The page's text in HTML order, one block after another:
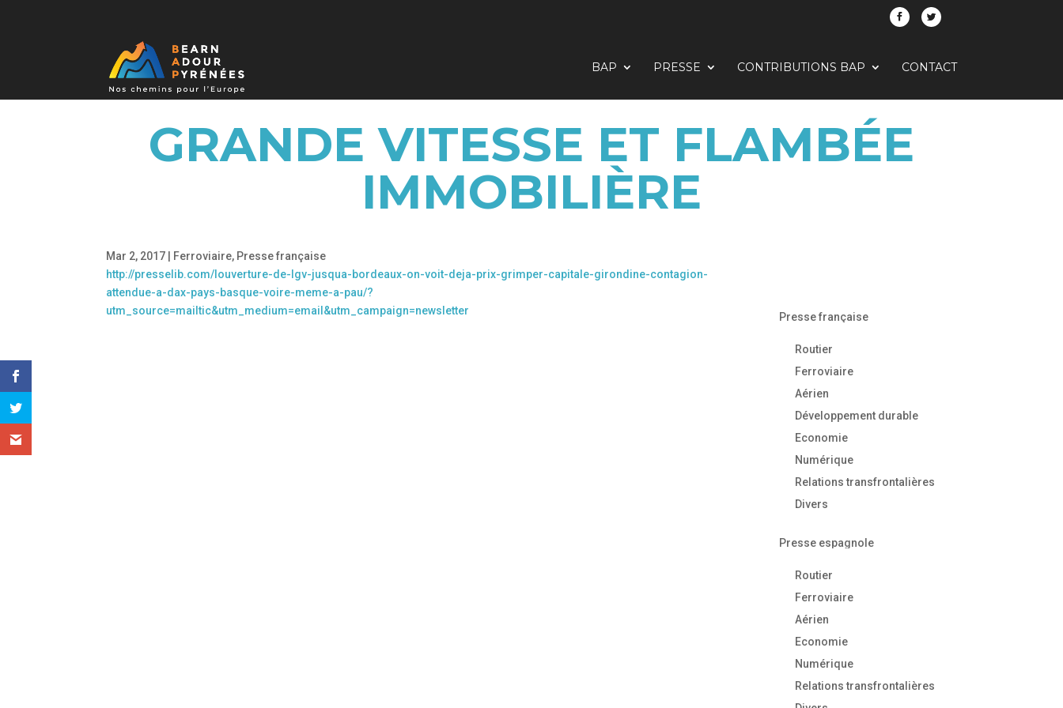
BAP PRESSE CONTRIBUTIONS BAP CONTACT
GRANDE VITESSE ET FLAMBÉE
IMMOBILIÈRE
Mar 2, 2017 Ferroviaire, Presse française
http://presselib.com/louverture-de-lgv-jusqua-bordeaux-on-voit-deja-prix-grimper-capitale-girondine-contagion-
attendue-a-dax-pays-basque-voire-meme-a-pau/?
utm_source=mailtic&utm_medium=email&utm_campaign=newsletter
Presse française
Routier
Ferroviaire
Aérien
Développement durable
Economie
Numérique
Relations transfrontalières
Divers
Presse espagnole
Routier
Ferroviaire
Aérien
Economie
Numérique
Relations transfrontalières